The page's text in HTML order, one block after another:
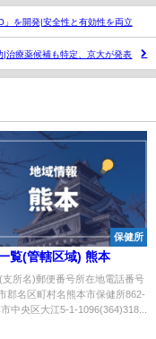
」を開発|安全性と有効性を両立
治療薬候補も特定、京大が発表
保健所
覧(管轄区域) 熊本
支所名)郵便番号所在地電話番号
郡名区町村名熊本市保健所862-
中央区大江5-1-1096(364)318...